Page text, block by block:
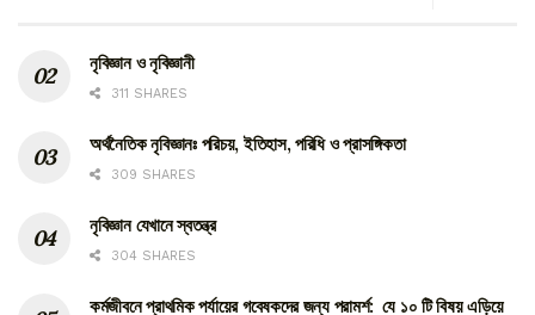
নৃবিজ্ঞান ও নৃবিজ্ঞানী
311 SHARES
অর্থনৈতিক নৃবিজ্ঞানঃ পরিচয়, ইতিহাস, পরিধি ও প্রাসঙ্গিকতা
309 SHARES
নৃবিজ্ঞান যেখানে স্বতন্ত্র
304 SHARES
কর্মজীবনে প্রাথমিক পর্যায়ের গবেষকদের জন্য পরামর্শ: যে ১০ টি বিষয় এড়িয়ে